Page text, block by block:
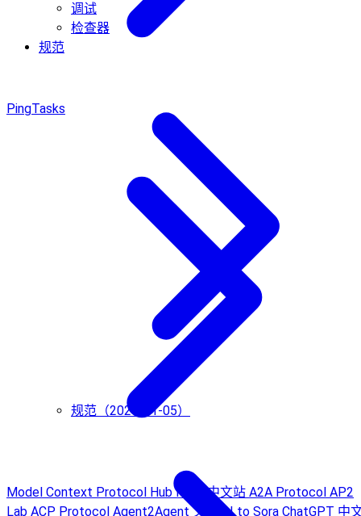
调试
检查器
规范
规范（2024-11-05）
PingTasks
Model Context Protocol HubMCP 中文站 A2A Protocol AP2
Lab ACP Protocol Agent2Agent 文档 AI to Sora ChatGPT 中